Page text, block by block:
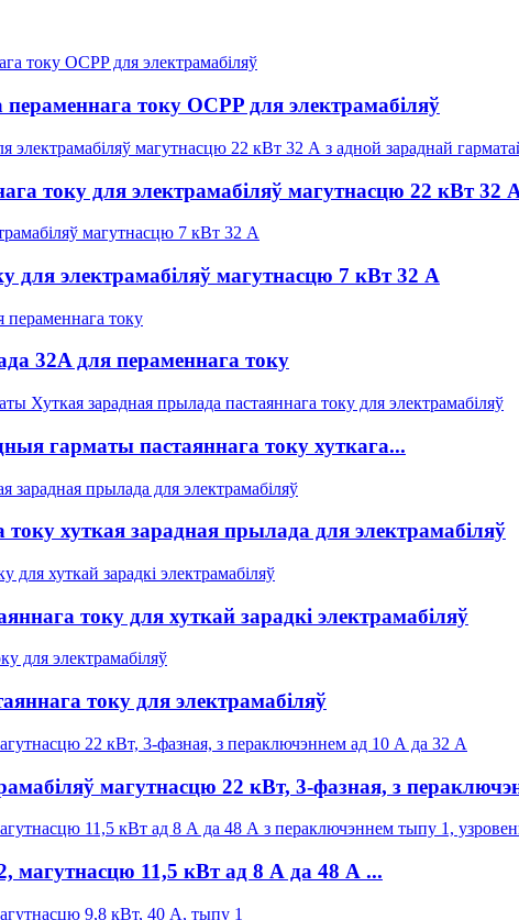
току OCPP для электрамабіляў
току для электрамабіляў магутнасцю 22 кВт 32
для электрамабіляў магутнасцю 7 кВт 32 А
32A для пераменнага току
гарматы пастаяннага току хуткага...
хуткая зарадная прылада для электрамабіляў
току для хуткай зарадкі электрамабіляў
току для электрамабіляў
магутнасцю 22 кВт, 3-фазная, з
магутнасцю 11,5 кВт ад 8 А да 48 А ...